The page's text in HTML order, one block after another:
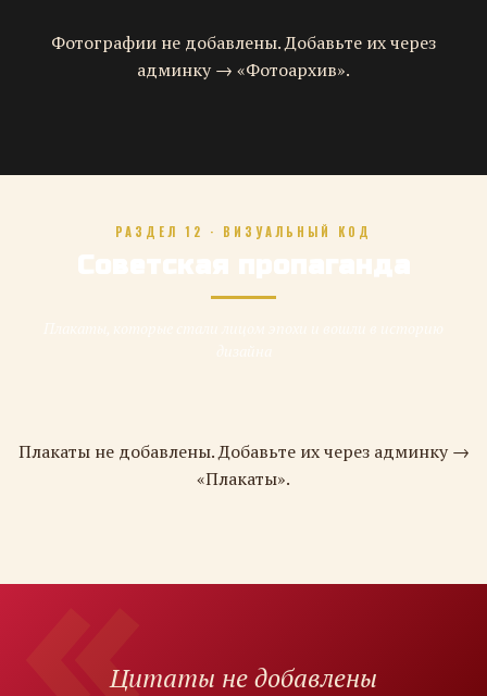
Фотографии не добавлены. Добавьте их через
админку → «Фотоархив».
РАЗДЕЛ 12 · ВИЗУАЛЬНЫЙ КОД
Советская пропаганда
Плакаты не добавлены. Добавьте их через админку →
«Плакаты».
Цитаты не добавлены